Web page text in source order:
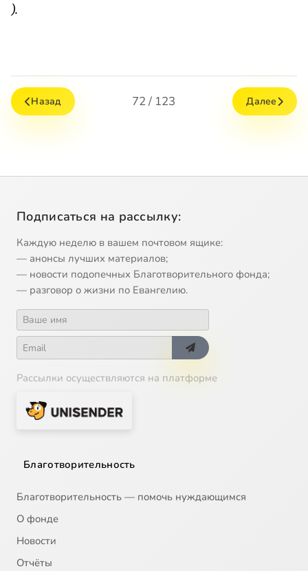
).
Назад 72 / 123 Далее
Подписаться на рассылку:
Каждую неделю в вашем почтовом ящике:
— анонсы лучших материалов;
— новости подопечных Благотворительного фонда;
— разговор о жизни по Евангелию.
Рассылки осуществляются на платформе
Благотворительность
Благотворительность — помочь нуждающимся
О фонде
Новости
Отчёты